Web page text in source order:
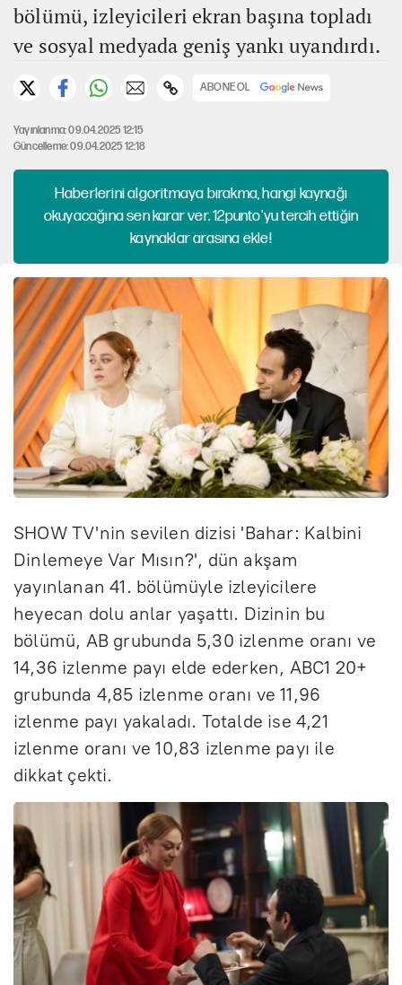
bölümü, izleyicileri ekran başına topladı
ve sosyal medyada geniş yankı uyandırdı.
ABONE OL
Yayınlanma: 09.04.2025 12:15
Güncelleme: 09.04.2025 12:18
Haberlerini algoritmaya bırakma, hangi kaynağı
okuyacağına sen karar ver. 12punto'yu tercih ettiğin
kaynaklar arasına ekle!
SHOW TV'nin sevilen dizisi 'Bahar: Kalbini
Dinlemeye Var Mısın?', dün akşam
yayınlanan 41. bölümüyle izleyicilere
heyecan dolu anlar yaşattı. Dizinin bu
bölümü, AB grubunda 5,30 izlenme oranı ve
14,36 izlenme payı elde ederken, ABC1 20+
grubunda 4,85 izlenme oranı ve 11,96
izlenme payı yakaladı. Totalde ise 4,21
izlenme oranı ve 10,83 izlenme payı ile
dikkat çekti.